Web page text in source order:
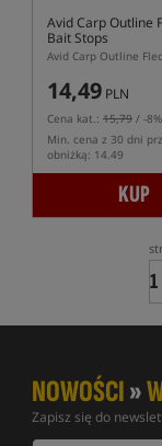
Avid Carp Outline
Bait Stops
14,49 PLN
Cena kat.: 15,79 / -8%
Min. cena z 30 dni
obniżką: 14.49
KUP
NOWOŚCI»
Zapisz się do